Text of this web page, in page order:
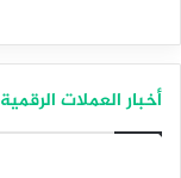
أخبار العملات الرقمية